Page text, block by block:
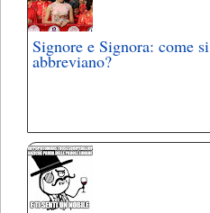
Signore e Signora: come si
abbreviano?